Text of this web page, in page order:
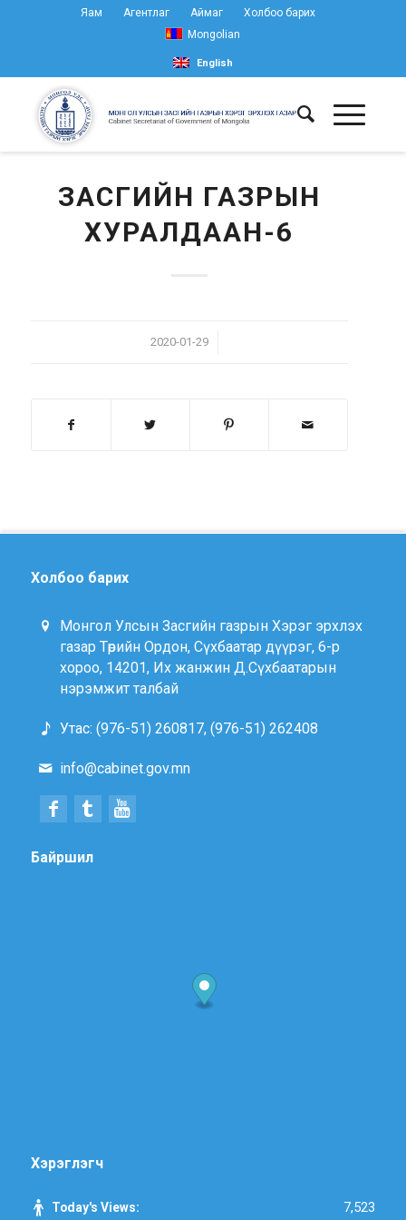
Яам Агентлаг Аймаг
Холбоо барих
Mongolian
English
ЗАСГИЙН ГАЗРЫН
ХУРАЛДААН-6
2020-01-29
/
Холбоо барих
Монгол Улсын Засгийн газрын Хэрэг эрхлэх
газар Төрийн Ордон, Сүхбаатар дүүрэг, 6-р
хороо, 14201, Их жанжин Д.Сүхбаатарын
нэрэмжит талбай
Утас: (976-51) 260817, (976-51) 262408
info@cabinet.gov.mn
Байршил
Хэрэглэгч
Today's Views: 7,523